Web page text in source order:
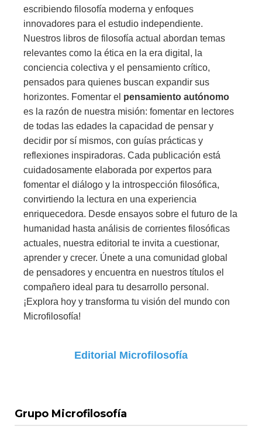
escribiendo filosofía moderna y enfoques
innovadores para el estudio independiente.
Nuestros libros de filosofía actual abordan temas
relevantes como la ética en la era digital, la
conciencia colectiva y el pensamiento crítico,
pensados para quienes buscan expandir sus
horizontes. Fomentar el pensamiento autónomo
es la razón de nuestra misión: fomentar en lectores
de todas las edades la capacidad de pensar y
decidir por sí mismos, con guías prácticas y
reflexiones inspiradoras. Cada publicación está
cuidadosamente elaborada por expertos para
fomentar el diálogo y la introspección filosófica,
convirtiendo la lectura en una experiencia
enriquecedora. Desde ensayos sobre el futuro de la
humanidad hasta análisis de corrientes filosóficas
actuales, nuestra editorial te invita a cuestionar,
aprender y crecer. Únete a una comunidad global
de pensadores y encuentra en nuestros títulos el
compañero ideal para tu desarrollo personal.
¡Explora hoy y transforma tu visión del mundo con
Microfilosofía!
Editorial Microfilosofía
Grupo Microfilosofía